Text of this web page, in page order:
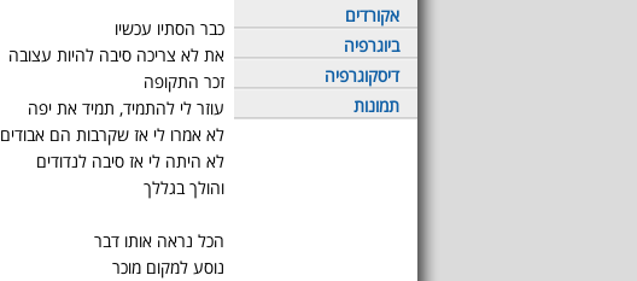
אקורדים
ביוגרפיה
דיסקוגרפיה
תמונות
כבר הסתיו עכשיו
את לא צריכה סיבה להיות עצובה
זכר התקופה
עוזר לי להתמיד, תמיד את יפה
לא אמרו לי אז שקרבות הם אבודים
לא היתה לי אז סיבה לנדודים
והולך בגללך
הכל נראה אותו דבר
נוסע למקום מוכר